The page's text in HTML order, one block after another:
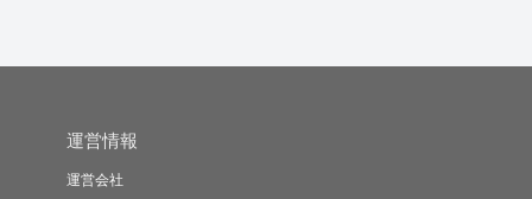
運営情報
運営会社